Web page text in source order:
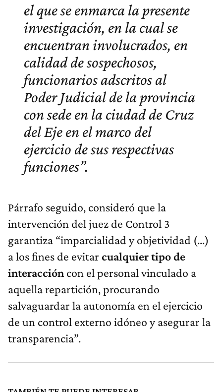
el que se enmarca la presente
investigación, en la cual se
encuentran involucrados, en
calidad de sospechosos,
funcionarios adscritos al
Poder Judicial de la provincia
con sede en la ciudad de Cruz
del Eje en el marco del
ejercicio de sus respectivas
funciones”.
Párrafo seguido, consideró que la
intervención del juez de Control 3
garantiza “imparcialidad y objetividad (...)
a los fines de evitar cualquier tipo de
interacción con el personal vinculado a
aquella repartición, procurando
salvaguardar la autonomía en el ejercicio
de un control externo idóneo y asegurar la
transparencia”.